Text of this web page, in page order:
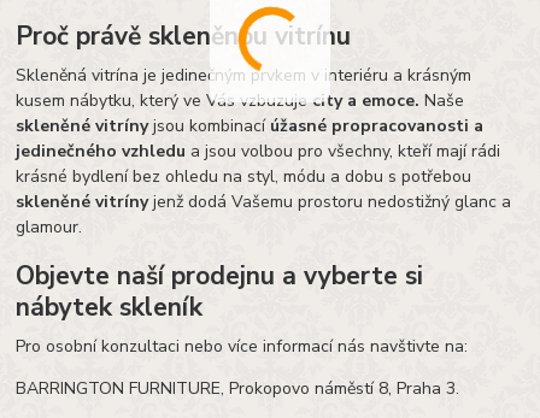
Proč právě skleněnou vitrínu
Skleněná vitrína je jedinečným prvkem v interiéru a krásným
kusem nábytku, který ve Vás vzbuzujecity a emoce. Naše
skleněné vitrínyjsou kombinací úžasné propracovanosti a
jedinečného vzhledu a jsou volbou pro všechny, kteří mají rádi
krásné bydlení bez ohledu na styl, módu a dobu s potřebou
skleněné vitrínyjenž dodá Vašemu prostoru nedostižný glanc a
glamour.
Objevte naší prodejnu a vyberte si
nábytek skleník
Pro osobní konzultaci nebo více informací nás navštivte na:
BARRINGTON FURNITURE, Prokopovo náměstí 8, Praha 3.